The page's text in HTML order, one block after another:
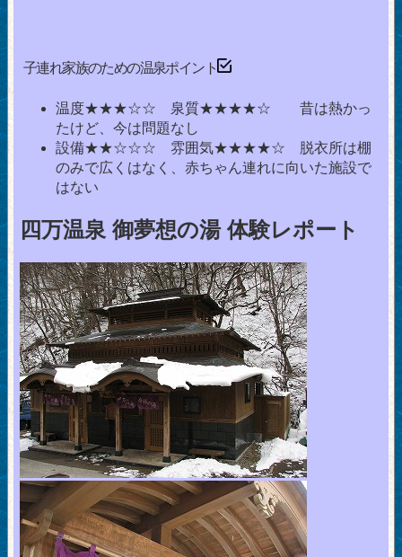
子連れ家族のための温泉ポイント
温度★★★☆☆ 泉質★★★★☆ 昔は熱かっ
たけど、今は問題なし
設備★★☆☆☆ 雰囲気★★★★☆ 脱衣所は棚
のみで広くはなく、赤ちゃん連れに向いた施設で
はない
四万温泉 御夢想の湯 体験レポート